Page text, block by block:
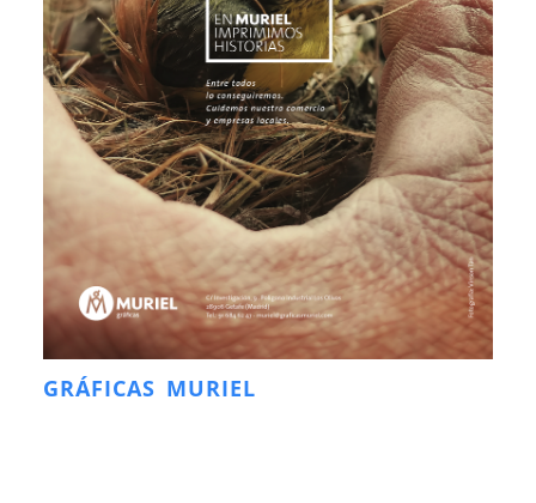
GRÁFICAS MURIEL